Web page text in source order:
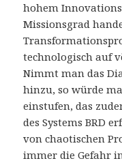
hohem
Missionsgrad
technologisch auf
Nimmt man das
hinzu, so würde
einstufen, das
des Systems BRD
von chaotischen
immer die Gefahr